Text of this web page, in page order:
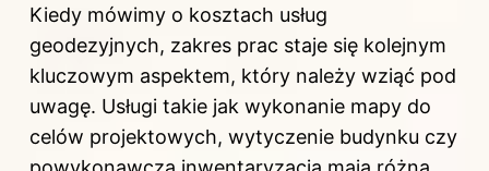
Kiedy mówimy o kosztach usług
geodezyjnych, zakres prac staje się kolejnym
kluczowym aspektem, który należy wziąć pod
uwagę. Usługi takie jak wykonanie mapy do
celów projektowych, wytyczenie budynku czy